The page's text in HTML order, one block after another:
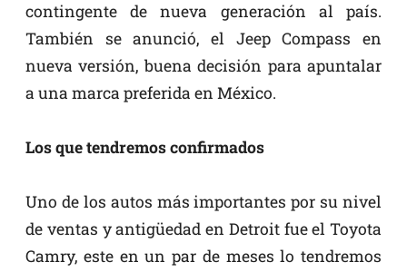
contingente de nueva generación al país.
También se anunció, el Jeep Compass en
nueva versión, buena decisión para apuntalar
a una marca preferida en México.
Los que tendremos confirmados
Uno de los autos más importantes por su nivel
de ventas y antigüedad en Detroit fue el Toyota
Camry, este en un par de meses lo tendremos